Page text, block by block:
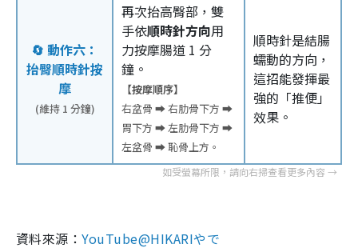
🔄 動作六：
抬臀順時針按
摩
(維持 1 分鐘)
再次抬高臀部，雙
手依順時針方向用
力按摩腸道 1 分
鐘。
【按摩順序】
右盆骨 ➡️ 右肋骨下方 ➡️
胃下方 ➡️ 左肋骨下方 ➡️
左盆骨 ➡️ 恥骨上方。
順時針是結腸
蠕動的方向，
這招能發揮最
強的「推便」
效果。
資料來源：YouTube@HIKARIやで